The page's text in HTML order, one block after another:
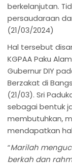
berkelanjutan.
persaudaraan
(21/03/2024)
Hal tersebut
KGPAA Paku
Gubernur DIY
Berzakat di
(21/03). Sri
sebagai bentuk
membutuhkan,
mendapatkan
“Marilah
berkah dan